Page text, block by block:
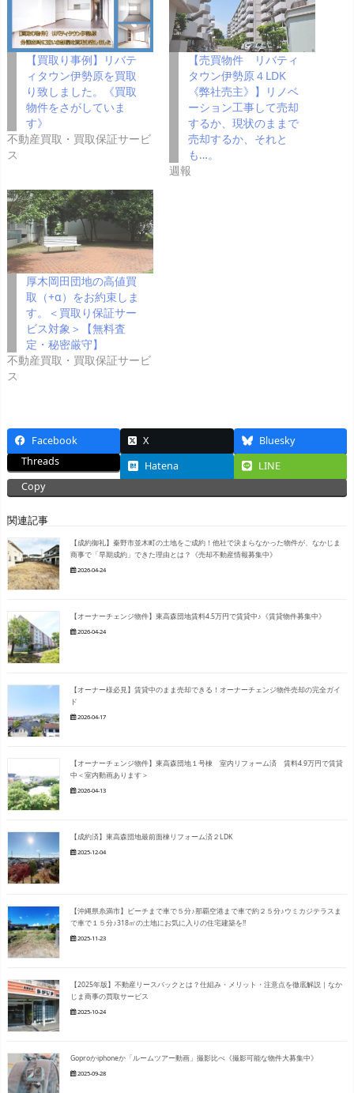
【買取り事例】リバテ
ィタウン伊勢原を買取
り致しました。《買取
物件をさがしていま
す》
不動産買取・買取保証サービ
ス
【売買物件 リバティ
タウン伊勢原４LDK
《弊社売主》】リノベ
ーション工事して売却
するか、現状のままで
売却するか、それと
も…。
週報
厚木岡田団地の高値買
取（+α）をお約束しま
す。＜買取り保証サー
ビス対象＞【無料査
定・秘密厳守】
不動産買取・買取保証サービ
ス
Facebook X
Bluesky
Threads
Hatena
LINE
Copy
関連記事
【成約御礼】秦野市並木町の土地をご成約！他社で決まらなかった物件が、なかじま
商事で「早期成約」できた理由とは？《売却不動産情報募集中》
2026-04-24
【オーナーチェンジ物件】東高森団地賃料4.5万円で賃貸中♪《賃貸物件募集中》
2026-04-24
【オーナー様必見】賃貸中のまま売却できる！オーナーチェンジ物件売却の完全ガイ
ド
2026-04-17
【オーナーチェンジ物件】東高森団地１号棟 室内リフォーム済 賃料4.9万円で賃貸
中＜室内動画あります＞
2026-04-13
【成約済】東高森団地最前面棟リフォーム済２LDK
2025-12-04
【沖縄県糸満市】ビーチまで車で５分♪那覇空港まで車で約２５分♪ウミカジテラスま
で車で１５分♪318㎡の土地にお気に入りの住宅建築を‼
2025-11-23
【2025年版】不動産リースバックとは？仕組み・メリット・注意点を徹底解説｜なか
じま商事の買取サービス
2025-10-24
Goproかiphoneか「ルームツアー動画」撮影比べ《撮影可能な物件大募集中》
2025-09-28